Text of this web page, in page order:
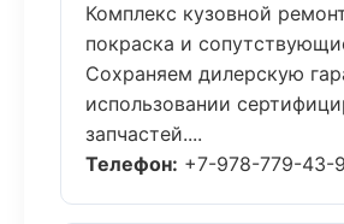
Комплекс кузовной
покраска и
Сохраняем дилерскую
использовании
запчастей....
Телефон: +7-978-779-43-